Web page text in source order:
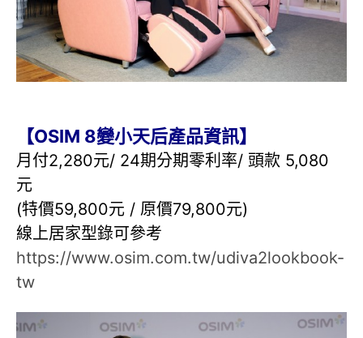
【OSIM 8變小天后產品資訊】
月付2,280元/ 24期分期零利率/ 頭款 5,080
元
(特價59,800元 / 原價79,800元)
線上居家型錄可參考
https://www.osim.com.tw/udiva2lookbook-
tw